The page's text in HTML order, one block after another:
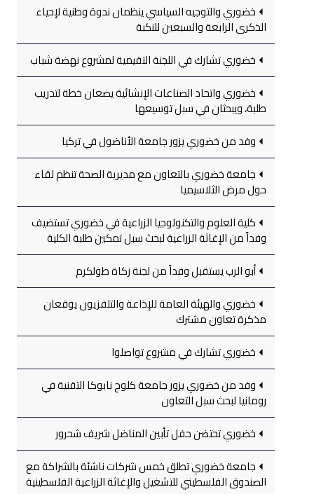
خضوري والتوجيه السياسي ينظمان ندوة وطنية لإحياء
الذكرى الرابعة والسبعين للنكبة
خضوري تشارك في اللجنة التقيمية لمشروع نهضة شباب
خضوري واتحاد الصناعات الإنشائية يضعان خطة لتدريب
طلبة، ويبحثان في سبل توسيعها
وفد من خضوري يزور جامعة الأناضول في تركيا
جامعة خضوري بالتعاون مع مديرية الصحة تنظم لقاء
حول مرض الثلاسيميا
كلية العلوم والتكنولوجيا الزراعية في خضوري تستضيف
وفداً من الإغاثة الزراعية لبحث سبل تمكين طلبة الكلية
أبو الرب يستقبل وفداً من لجنة زكاة طولكرم
خضوري والهيئة العامة للإذاعة والتلفزيون يوقعان
مذكرة تعاون مشترك
خضوري تشارك في مشروع تواصلوا
وفد من خضوري يزور جامعة كلوج نابوكا التقنية في
رومانيا لبحث سبل التعاون
خضوري تحتضن حفل تأبين المناضل شريف شحرور
جامعة خضوري تطلق خمس شركات ناشئة بالشراكة مع
الصندوق الفلسطيني للتشغيل والإغاثة الزراعية الفلسطينية